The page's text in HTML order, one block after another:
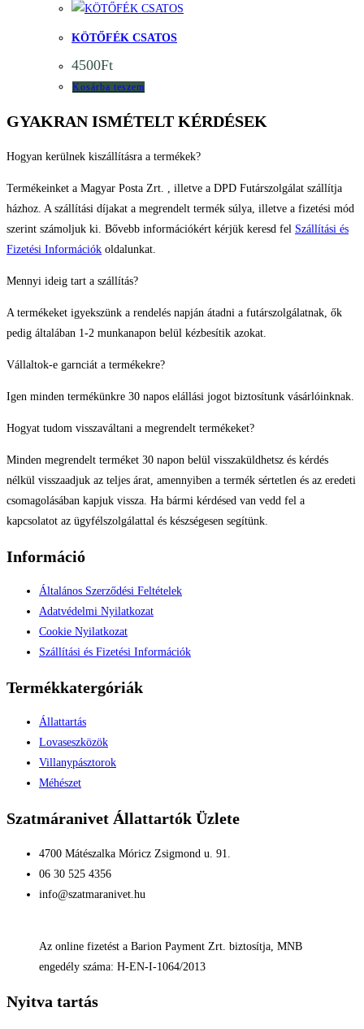
KÖTŐFÉK CSATOS
4500Ft
Kosárba teszem
GYAKRAN ISMÉTELT KÉRDÉSEK
Hogyan kerülnek kiszállításra a termékek?
Termékeinket a Magyar Posta Zrt. , illetve a DPD Futárszolgálat szállítja
házhoz. A szállítási díjakat a megrendelt termék súlya, illetve a fizetési mód
szerint számoljuk ki. Bővebb információkért kérjük keresd fel Szállítási és
Fizetési Információk oldalunkat.
Mennyi ideig tart a szállítás?
A termékeket igyekszünk a rendelés napján átadni a futárszolgálatnak, ők
pedig általában 1-2 munkanapon belül kézbesítik azokat.
Vállaltok-e garnciát a termékekre?
Igen minden termékünkre 30 napos elállási jogot biztosítunk vásárlóinknak.
Hogyat tudom visszaváltani a megrendelt termékeket?
Minden megrendelt terméket 30 napon belül visszaküldhetsz és kérdés
nélkül visszaadjuk az teljes árat, amennyiben a termék sértetlen és az eredeti
csomagolásában kapjuk vissza. Ha bármi kérdésed van vedd fel a
kapcsolatot az ügyfélszolgálattal és készségesen segítünk.
Információ
Általános Szerződési Feltételek
Adatvédelmi Nyilatkozat
Cookie Nyilatkozat
Szállítási és Fizetési Információk
Termékkatergóriák
Állattartás
Lovaseszközök
Villanypásztorok
Méhészet
Szatmáranivet Állattartók Üzlete
4700 Mátészalka Móricz Zsigmond u. 91.
06 30 525 4356
info@szatmaranivet.hu
Az online fizetést a Barion Payment Zrt. biztosítja, MNB
engedély száma: H-EN-I-1064/2013
Nyitva tartás